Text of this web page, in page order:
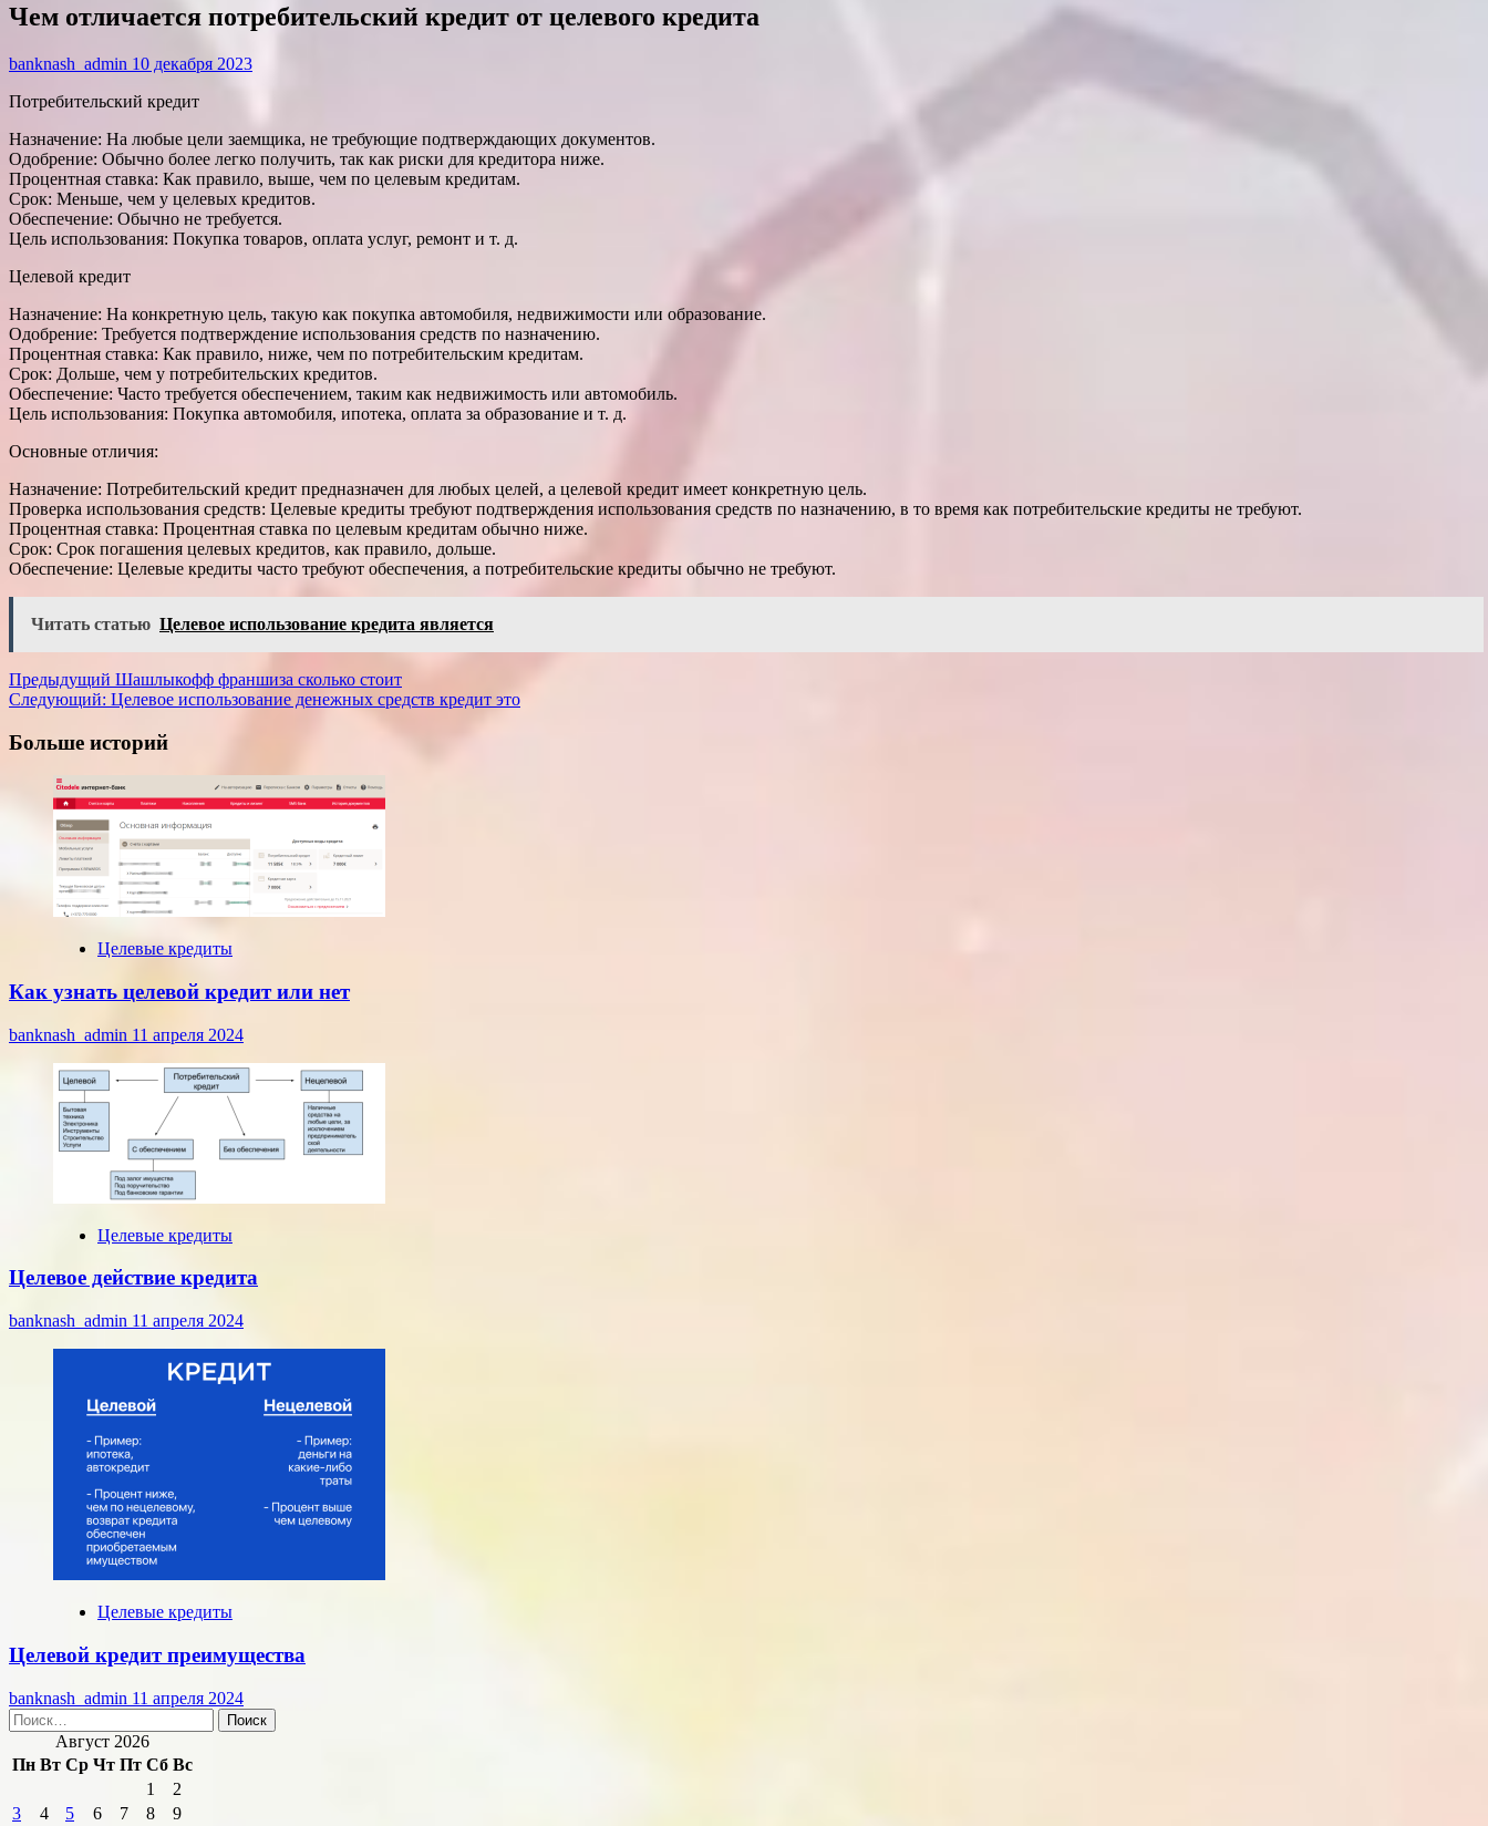
Чем отличается потребительский кредит от целевого кредита
banknash_admin 10 декабря 2023
Потребительский кредит
Назначение: На любые цели заемщика, не требующие подтверждающих документов.
Одобрение: Обычно более легко получить, так как риски для кредитора ниже.
Процентная ставка: Как правило, выше, чем по целевым кредитам.
Срок: Меньше, чем у целевых кредитов.
Обеспечение: Обычно не требуется.
Цель использования: Покупка товаров, оплата услуг, ремонт и т. д.
Целевой кредит
Назначение: На конкретную цель, такую как покупка автомобиля, недвижимости или образование.
Одобрение: Требуется подтверждение использования средств по назначению.
Процентная ставка: Как правило, ниже, чем по потребительским кредитам.
Срок: Дольше, чем у потребительских кредитов.
Обеспечение: Часто требуется обеспечением, таким как недвижимость или автомобиль.
Цель использования: Покупка автомобиля, ипотека, оплата за образование и т. д.
Основные отличия:
Назначение: Потребительский кредит предназначен для любых целей, а целевой кредит имеет конкретную цель.
Проверка использования средств: Целевые кредиты требуют подтверждения использования средств по назначению, в то время как потребительские кредиты не требуют.
Процентная ставка: Процентная ставка по целевым кредитам обычно ниже.
Срок: Срок погашения целевых кредитов, как правило, дольше.
Обеспечение: Целевые кредиты часто требуют обеспечения, а потребительские кредиты обычно не требуют.
Читать статью Целевое использование кредита является
Навигация
записи
Предыдущий Шашлыкофф франшиза сколько стоит
Следующий: Целевое использование денежных средств кредит это
Больше историй
Целевые кредиты
Как узнать целевой кредит или нет
banknash_admin 11 апреля 2024
Целевые кредиты
Целевое действие кредита
banknash_admin 11 апреля 2024
Целевые кредиты
Целевой кредит преимущества
banknash_admin 11 апреля 2024
Найти:
Август 2026
Пн Вт Ср Чт Пт Сб Вс
1
2
3
4 5 6 7 8
9